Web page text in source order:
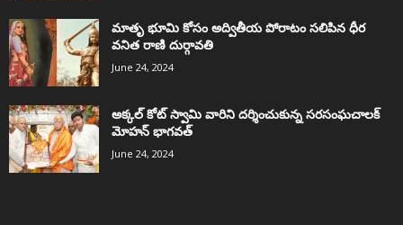
మాతృ భూమి కోసం అద్వితీయ పోరాటం సలిపిన ధీర
వనిత రాణి దుర్గావతి
June 24, 2024
అక్కల్‌ కోట్‌ స్వామి వారిని దర్శించుకున్న సరసంఘచాలక్
మోహన్ భాగవత్
June 24, 2024